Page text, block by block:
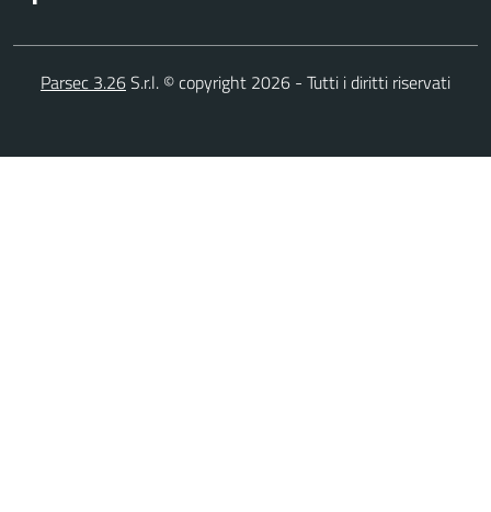
Parsec 3.26S.r.l. © copyright 2026 - Tutti i diritti riservati